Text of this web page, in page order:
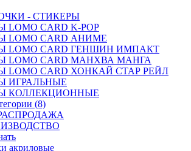
- СТИКЕРЫ
LOMO CARD K-POP
LOMO CARD АНИМЕ
LOMO CARD ГЕНШИН ИМПАКТ
LOMO CARD МАНХВА МАНГА
LOMO CARD ХОНКАЙ СТАР РЕЙЛ
ИГРАЛЬНЫЕ
КОЛЛЕКЦИОННЫЕ
(8)
акриловые